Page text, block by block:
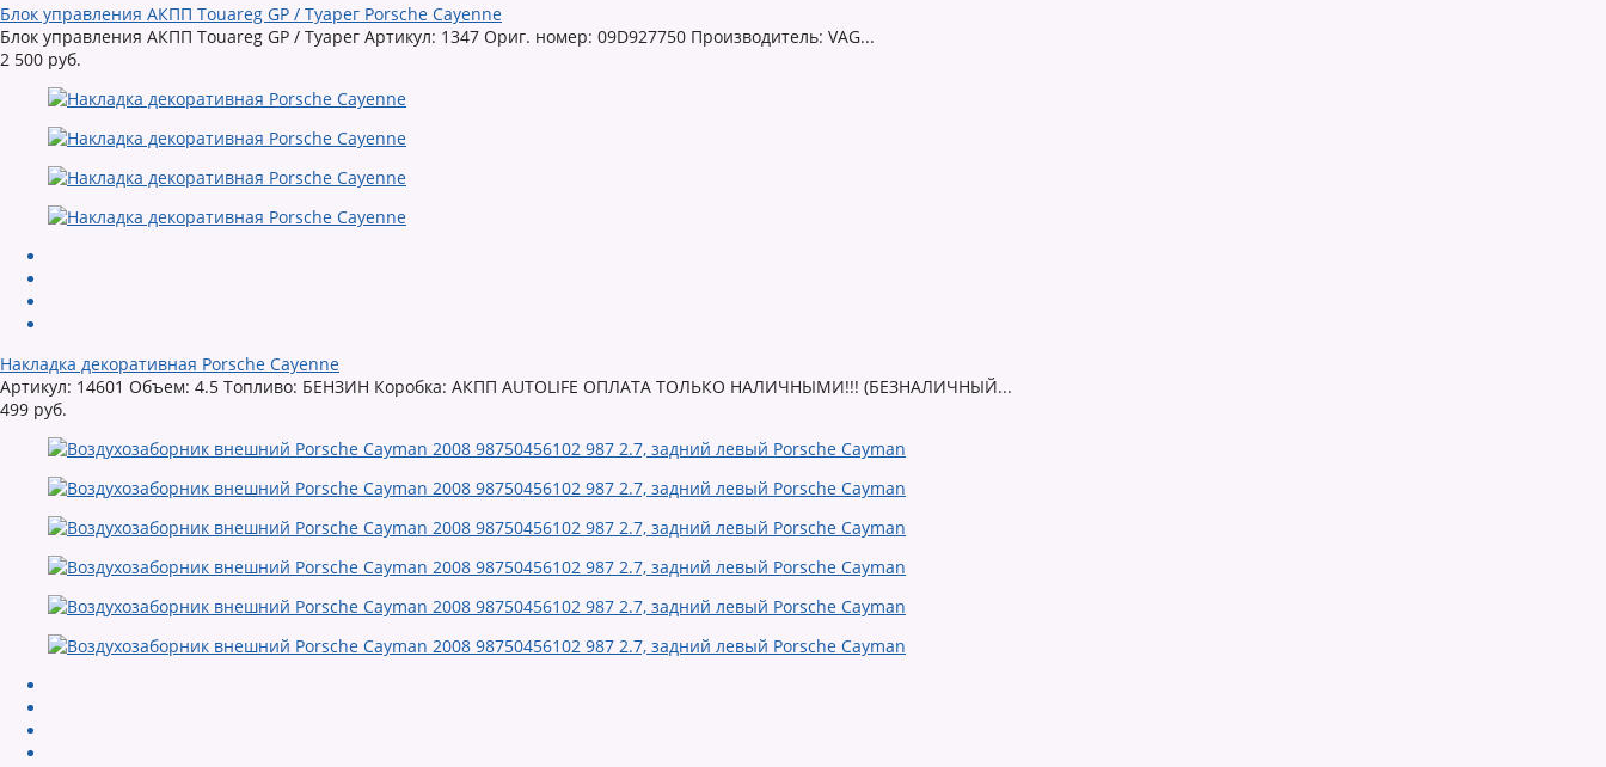
Блок управления АКПП Touareg GP / Туарег Porsche Cayenne
Блок управления АКПП Touareg GP / Туарег Артикул: 1347 Ориг. номер: 09D927750 Производитель: VAG...
2 500 руб.
Накладка декоративная Porsche Cayenne
Артикул: 14601 Объем: 4.5 Топливо: БЕНЗИН Коробка: АКПП AUTOLIFE ОПЛАТА ТОЛЬКО НАЛИЧНЫМИ!!! (БЕЗНАЛИЧНЫЙ...
499 руб.